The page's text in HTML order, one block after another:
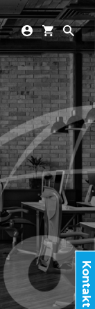
Kontakt